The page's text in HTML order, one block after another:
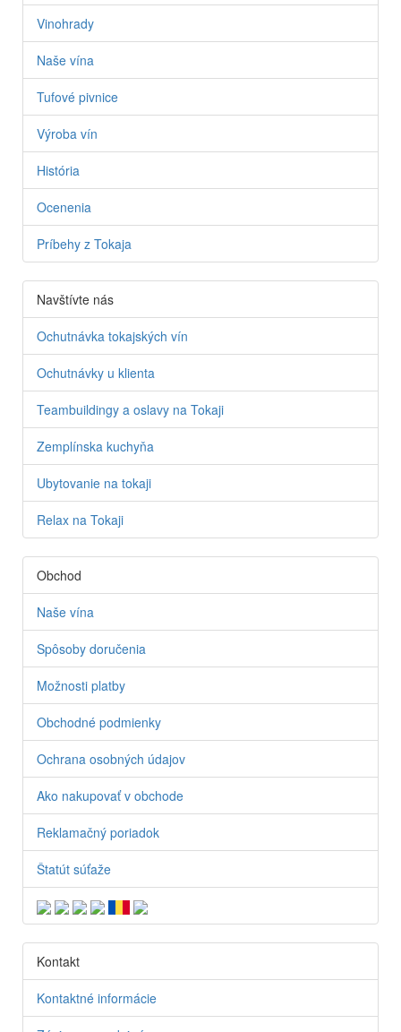
Vinohrady
Naše vína
Tufové pivnice
Výroba vín
História
Ocenenia
Príbehy z Tokaja
Navštívte nás
Ochutnávka tokajských vín
Ochutnávky u klienta
Teambuildingy a oslavy na Tokaji
Zemplínska kuchyňa
Ubytovanie na tokaji
Relax na Tokaji
Obchod
Naše vína
Spôsoby doručenia
Možnosti platby
Obchodné podmienky
Ochrana osobných údajov
Ako nakupovať v obchode
Reklamačný poriadok
Štatút súťaže
Kontakt
Kontaktné informácie